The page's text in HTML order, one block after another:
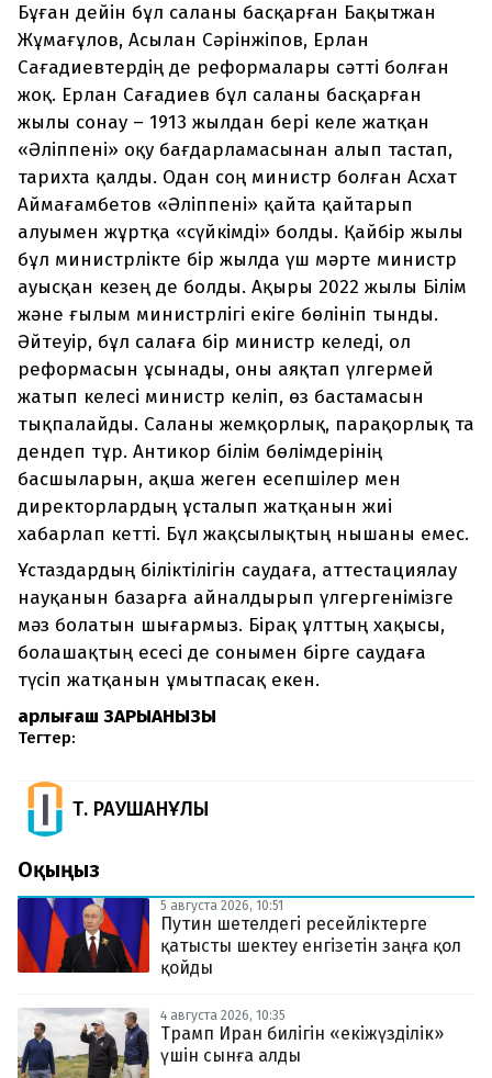
Бұған дейін бұл саланы басқарған Бақытжан
Жұмағұлов, Асылан Сәрінжіпов, Ерлан
Сағадиевтердің де реформалары сәтті болған
жоқ. Ерлан Сағадиев бұл саланы басқарған
жылы сонау – 1913 жылдан бері келе жатқан
«Әліппені» оқу бағдарламасынан алып тастап,
тарихта қалды. Одан соң министр болған Асхат
Аймағамбетов «Әліппені» қайта қайтарып
алуымен жұртқа «сүйкімді» болды. Қайбір жылы
бұл министрлікте бір жылда үш мәрте министр
ауысқан кезең де болды. Ақыры 2022 жылы Білім
және ғылым министрлігі екіге бөлініп тынды.
Әйтеуір, бұл салаға бір министр келеді, ол
реформасын ұсынады, оны аяқтап үлгермей
жатып келесі министр келіп, өз бастамасын
тықпалайды. Саланы жемқорлық, парақорлық та
дендеп тұр. Антикор білім бөлімдерінің
басшыларын, ақша жеген есепшілер мен
директорлардың ұсталып жатқанын жиі
хабарлап кетті. Бұл жақсылықтың нышаны емес.
Ұстаздардың біліктілігін саудаға, аттестациялау
науқанын базарға айналдырып үлгергенімізге
мәз болатын шығармыз. Бірақ ұлттың хақысы,
болашақтың есесі де сонымен бірге саудаға
түсіп жатқанын ұмытпасақ екен.
Қарлығаш ЗАРЫҚҚАНҚЫЗЫ
Тегтер:
Т. РАУШАНҰЛЫ
Оқыңыз
5 августа 2026, 10:51
Путин шетелдегі ресейліктерге
қатысты шектеу енгізетін заңға қол
қойды
4 августа 2026, 10:35
Трамп Иран билігін «екіжүзділік»
үшін сынға алды